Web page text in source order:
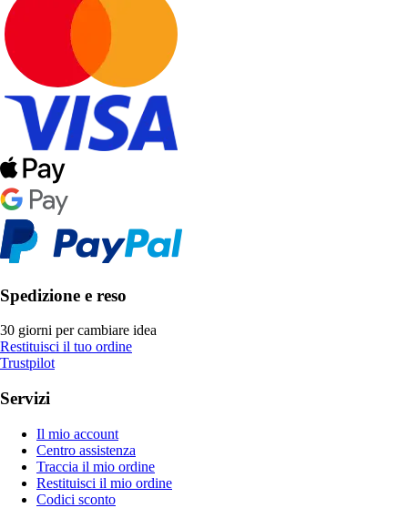
Spedizione e reso
30 giorni per cambiare idea
Restituisci il tuo ordine
Trustpilot
Servizi
Il mio account
Centro assistenza
Traccia il mio ordine
Restituisci il mio ordine
Codici sconto